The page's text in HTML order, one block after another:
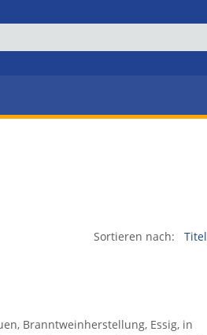
Sortieren nach: Titel
Branntweinherstellung, Essig, in